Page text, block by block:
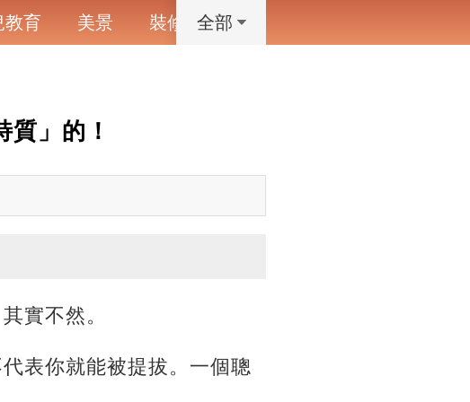
教育 美景 裝修 寵物
全部
」的！
實不然。
表你就能被提拔。一個聰